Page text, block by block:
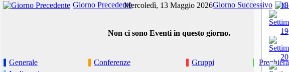
Giorno PrecedenteMercoledì, 13 Maggio 2026Giorno Successivo
Non ci sono Eventi in questo giorno.
Generale Conferenze Gruppi
Preghiera